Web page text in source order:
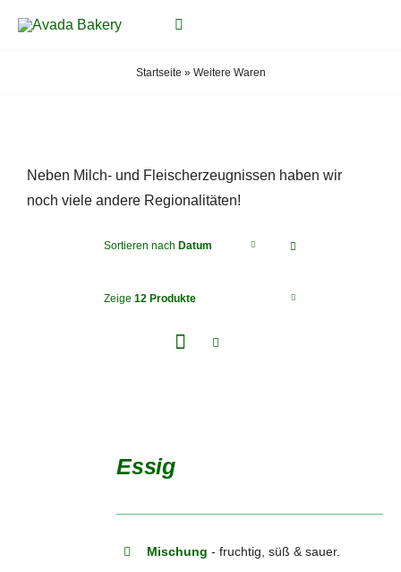
Inhalt
Toggle
EVENTS
GALERIE
STANDORTE
Startseite » Weitere Waren
Neben Milch- und Fleischerzeugnissen haben wir
noch viele andere Regionalitäten!
Sortieren nach Datum
Zeige 12 Produkte
Essig
Mischung - fruchtig, süß & sauer.